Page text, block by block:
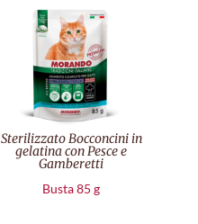
Sterilizzato Bocconcini in
gelatina con Pesce e
Gamberetti
Busta 85 g